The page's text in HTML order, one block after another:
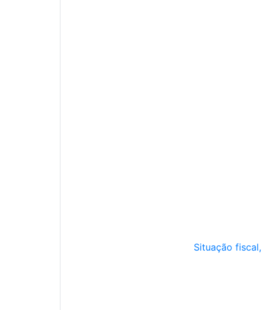
Situação